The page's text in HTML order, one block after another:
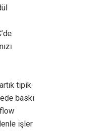
tipik
baskı
işler